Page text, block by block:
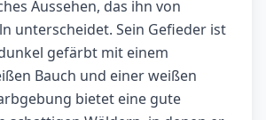
Aussehen, das ihn von
unterscheidet. Sein Gefieder ist
gefärbt mit einem
Bauch und einer weißen
bietet eine gute